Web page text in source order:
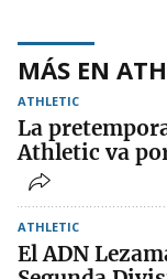
MÁS EN
ATHLETIC
La
Athletic va
ATHLETIC
El ADN